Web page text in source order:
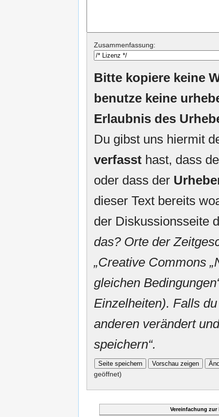
Zusammenfassung:
Bitte kopiere keine
benutze keine
Erlaubnis des
Du gibst uns hiermit
verfasst hast, dass
oder dass der
dieser Text bereits
der Diskussionsseite
das? Orte der
„Creative Commons
gleichen
Einzelheiten). Falls
anderen verändert
speichern“.
geöffnet)
Vereinfachung